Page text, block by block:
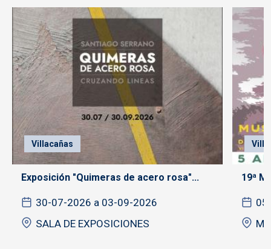
Villacañas
Exposición "Quimeras de acero rosa"...
30-07-2026 a 03-09-2026
SALA DE EXPOSICIONES
19ª